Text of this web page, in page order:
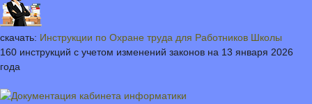
скачать: Инструкции по Охране труда для Работников Школы
160 инструкций с учетом изменений законов на 13 января 2026
года